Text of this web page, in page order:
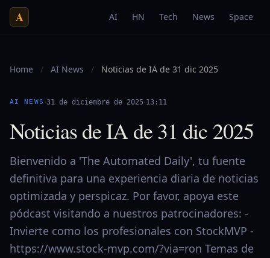
A AI HN Tech News Space
Home / AI News / Noticias de IA de 31 dic 2025
AI NEWS ·31 de diciembre de 2025·13:11
Noticias de IA de 31 dic 2025
Bienvenido a 'The Automated Daily', tu fuente
definitiva para una experiencia diaria de noticias
optimizada y perspicaz. Por favor, apoya este
pódcast visitando a nuestros patrocinadores: -
Invierte como los profesionales con StockMVP -
https://www.stock-mvp.com/?via=ron Temas de